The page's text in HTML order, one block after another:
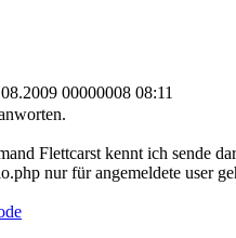
00000008 08:11
Flettcarst kennt ich sende
nur für angemeldete user